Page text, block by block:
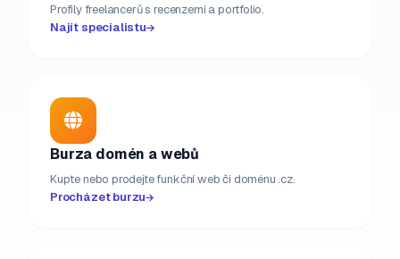
Profily freelancerů s recenzemi a portfolio.
Najít specialistu
Burza domén a webů
Kupte nebo prodejte funkční web či doménu .cz.
Procházet burzu